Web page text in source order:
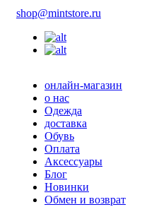
shop@mintstore.ru
онлайн-магазин
о нас
Одежда
доставка
Обувь
Оплата
Аксессуары
Блог
Новинки
Обмен и возврат